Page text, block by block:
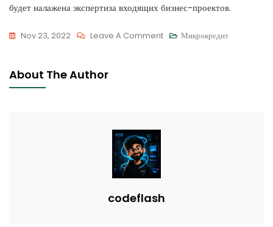
будет налажена экспертиза входящих бизнес-проектов.
Nov 23, 2022 Leave A CommentOn Микрокредит
About The Author
codeflash